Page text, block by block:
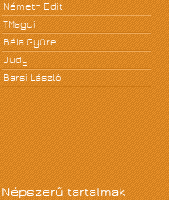
Németh Edit
TMagdi
Béla Gyüre
Judy
Barsi László
Népszerű tartalmak